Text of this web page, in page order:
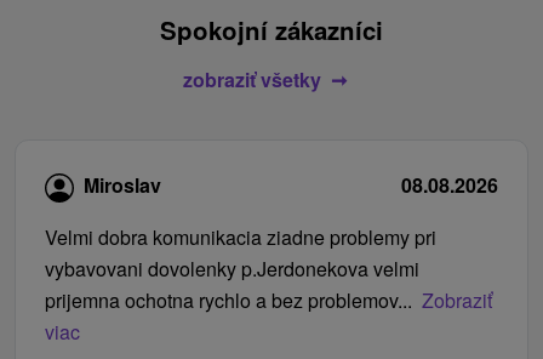
Spokojní zákazníci
zobraziť všetky
Miroslav
08.08.2026
Velmi dobra komunikacia ziadne problemy pri
vybavovani dovolenky p.Jerdonekova velmi
prijemna ochotna rychlo a bez problemov... Zobraziť
viac